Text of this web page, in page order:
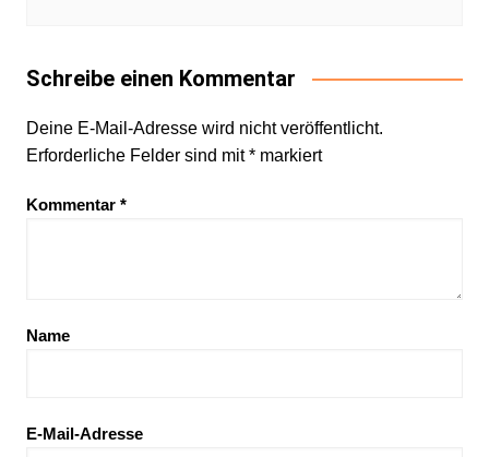
Schreibe einen Kommentar
Deine E-Mail-Adresse wird nicht veröffentlicht.
Erforderliche Felder sind mit*markiert
Kommentar *
Name
E-Mail-Adresse